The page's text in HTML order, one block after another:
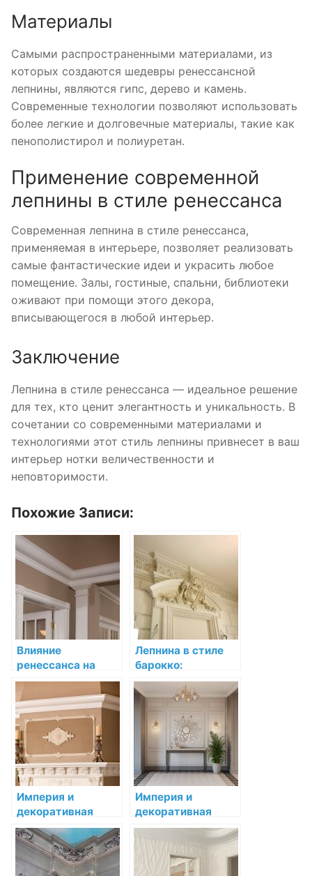
Материалы
Самыми распространенными материалами, из
которых создаются шедевры ренессансной
лепнины, являются гипс, дерево и камень.
Современные технологии позволяют использовать
более легкие и долговечные материалы, такие как
пенополистирол и полиуретан.
Применение современной
лепнины в стиле ренессанса
Современная лепнина в стиле ренессанса,
применяемая в интерьере, позволяет реализовать
самые фантастические идеи и украсить любое
помещение. Залы, гостиные, спальни, библиотеки
оживают при помощи этого декора,
вписывающегося в любой интерьер.
Заключение
Лепнина в стиле ренессанса — идеальное решение
для тех, кто ценит элегантность и уникальность. В
сочетании со современными материалами и
технологиями этот стиль лепнины привнесет в ваш
интерьер нотки величественности и
неповторимости.
Похожие Записи:
Влияние
ренессанса на
развитие
декоративной
лепнины
Лепнина в стиле
барокко:
элегантность и
величественность
в деталях
Империя и
декоративная
лепнина:
монументальность
и роскошь
Империя и
декоративная
лепнина:
монументальность
и роскошь